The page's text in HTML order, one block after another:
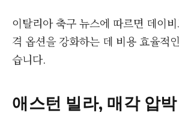
이탈리아 축구 뉴스에 따르면 데이
격 옵션을 강화하는 데 비용 효율적
습니다.
애스턴 빌라, 매각 압